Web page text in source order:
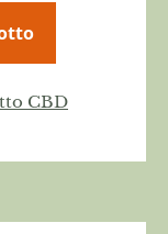
CBD